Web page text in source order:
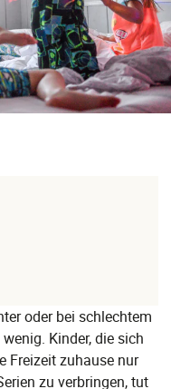
oder bei schlechtem
Kinder, die sich
Freizeit zuhause nur
zu verbringen, tut